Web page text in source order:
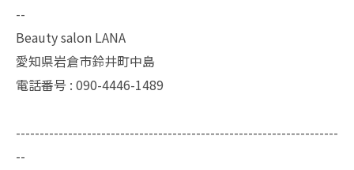
--
Beauty salon LANA
愛知県岩倉市鈴井町中島
電話番号 : 090-4446-1489
--------------------------------------------------------------------
--